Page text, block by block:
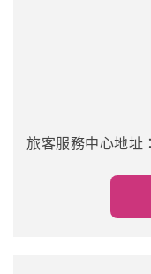
旅客服務中心地址：